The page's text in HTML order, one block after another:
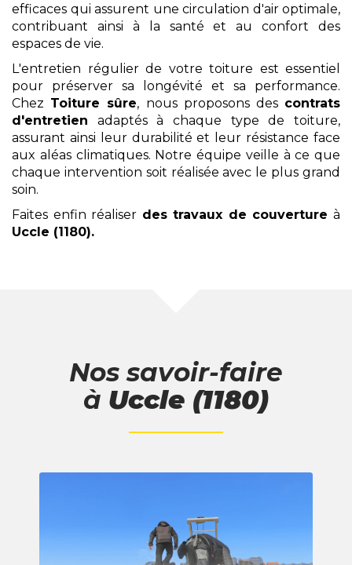
efficaces qui assurent une circulation d'air optimale,
contribuant ainsi à la santé et au confort des
espaces de vie.
L'entretien régulier de votre toiture est essentiel
pour préserver sa longévité et sa performance.
Chez Toiture sûre, nous proposons des contrats
d'entretien adaptés à chaque type de toiture,
assurant ainsi leur durabilité et leur résistance face
aux aléas climatiques. Notre équipe veille à ce que
chaque intervention soit réalisée avec le plus grand
soin.
Faites enfin réaliser des travaux de couverture à
Uccle (1180).
Nos savoir-faire
à Uccle (1180)